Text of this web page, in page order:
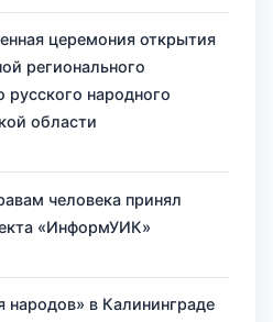
церемония открытия
регионального
русского народного
области
человека принял
«ИнформУИК»
в Калининграде